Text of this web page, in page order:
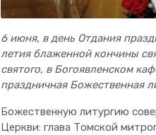
6 июня, в день Отдания
летия блаженной кончины
святого, в Богоявленском
праздничная Божественная
Божественную литургию
Церкви: глава Томской